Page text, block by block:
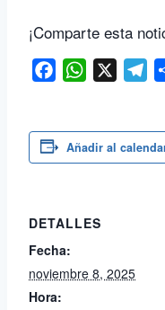
¡Comparte esta
FacebookWhatsApp
Añadir al
DETALLES
Fecha:
noviembre 8, 2025
Hora: